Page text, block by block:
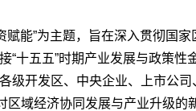
赋能”为主题，旨在深入贯彻国
“十五五”时期产业发展与政策性
级开发区、中央企业、上市公
域经济协同发展与产业升级的